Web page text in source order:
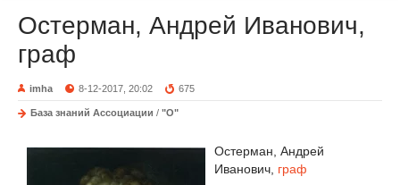
Остерман, Андрей Иванович,
граф
imha 8-12-2017, 20:02 675
База знаний Ассоциации / "О"
Остерман, Андрей
Иванович, граф